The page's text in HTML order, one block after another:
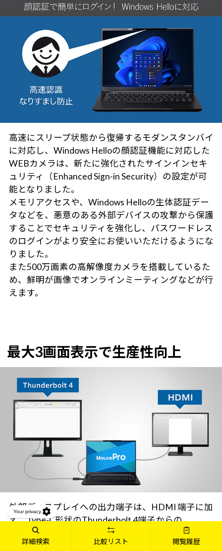
高速にスリープ状態から復帰するモダンスタンバイ
に対応し、Windows Helloの顔認証機能に対応した
WEBカメラは、新たに強化されたサインインセキ
ュリティ（Enhanced Sign-in Security）の設定が可
能となりました。
メモリアクセスや、Windows Helloの生体認証デー
タなどを、悪意のある外部デバイスの攻撃から保護
することでセキュリティを強化し、パスワードレス
のログインがより安全にお使いいただけるようにな
りました。
また500万画素の高解像度カメラを搭載しているた
め、鮮明が画像でオンラインミーティングなどが行
えます。
最大3画面表示で生産性向上
外部ディスプレイへの出力端子は、HDMI 端子に加
え、Type-C形状のThunderbolt 4端子からの
DisplayPort Alt Mode 出力にも対応している為、最
大3画面のマルチディスプレイ環境でより生産性を
詳細検索 比較リスト 閲覧履歴